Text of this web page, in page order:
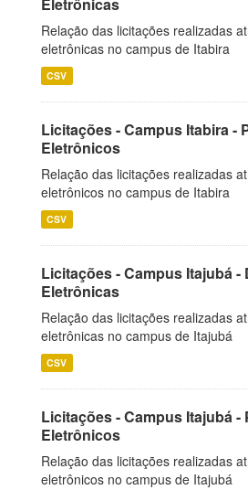
Relação das licitações realizadas
eletrônicas no campus de Itabira
CSV
Licitações - Campus Itabira -
Eletrônicos
Relação das licitações realizadas
eletrônicos no campus de Itabira
CSV
Licitações - Campus Itajubá -
Eletrônicas
Relação das licitações realizadas
eletrônicas no campus de Itajubá
CSV
Licitações - Campus Itajubá -
Eletrônicos
Relação das licitações realizadas
eletrônicos no campus de Itajubá